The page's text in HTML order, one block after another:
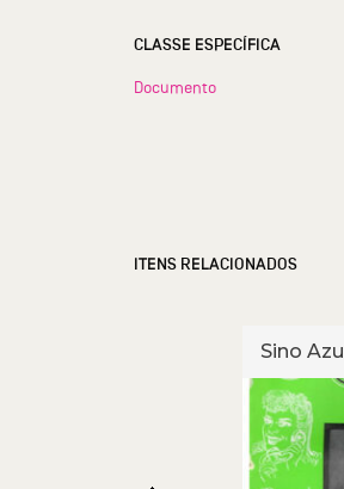
CLASSE ESPECÍFICA
Documento
ITENS RELACIONADOS
Sino Azul